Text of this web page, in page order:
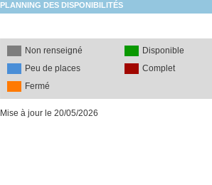
PLANNING DES DISPONIBILITÉS
Non renseigné
Disponible
Peu de places
Complet
Fermé
Mise à jour le 20/05/2026